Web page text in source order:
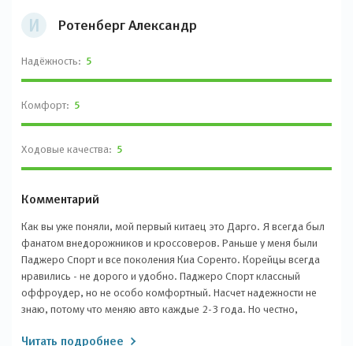
И Ротенберг Александр
Надёжность: 5
Комфорт: 5
Ходовые качества: 5
Комментарий
Как вы уже поняли, мой первый китаец это Дарго. Я всегда был
фанатом внедорожников и кроссоверов. Раньше у меня были
Паджеро Спорт и все поколения Киа Соренто. Корейцы всегда
нравились - не дорого и удобно. Паджеро Спорт классный
оффроудер, но не особо комфортный. Насчет надежности не
знаю, потому что меняю авто каждые 2-3 года. Но честно,
Взял Дарго в обмен на Соренто-4. Ездил на Соренто полтора
Читать подробнее